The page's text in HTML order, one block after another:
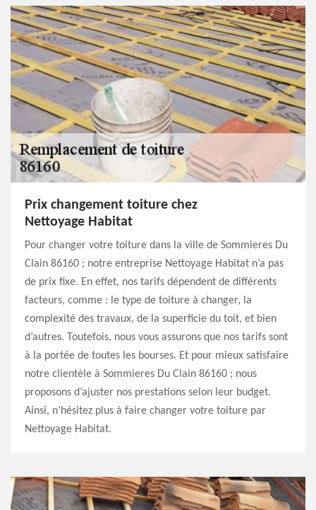
Prix changement toiture chez
Nettoyage Habitat
Pour changer votre toiture dans la ville de Sommieres Du
Clain 86160 ; notre entreprise Nettoyage Habitat n’a pas
de prix fixe. En effet, nos tarifs dépendent de différents
facteurs, comme : le type de toiture à changer, la
complexité des travaux, de la superficie du toit, et bien
d’autres. Toutefois, nous vous assurons que nos tarifs sont
à la portée de toutes les bourses. Et pour mieux satisfaire
notre clientèle à Sommieres Du Clain 86160 ; nous
proposons d’ajuster nos prestations selon leur budget.
Ainsi, n’hésitez plus à faire changer votre toiture par
Nettoyage Habitat.